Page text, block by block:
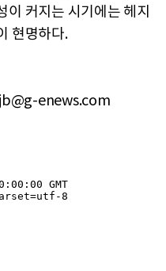
이 커지는 시기에는 헤지
현명하다.
enews.com